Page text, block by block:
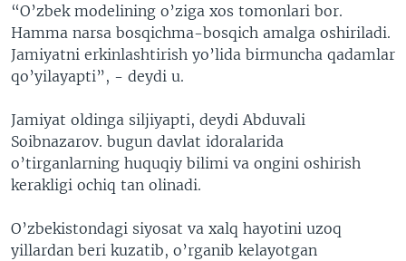
“O’zbek modelining o’ziga xos tomonlari bor.
Hamma narsa bosqichma-bosqich amalga oshiriladi.
Jamiyatni erkinlashtirish yo’lida birmuncha qadamlar
qo’yilayapti”, - deydi u.
Jamiyat oldinga siljiyapti, deydi Abduvali
Soibnazarov. bugun davlat idoralarida
o’tirganlarning huquqiy bilimi va ongini oshirish
kerakligi ochiq tan olinadi.
O’zbekistondagi siyosat va xalq hayotini uzoq
yillardan beri kuzatib, o’rganib kelayotgan